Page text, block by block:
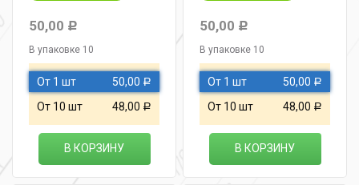
50,00 Р
В упаковке 10
От 1 шт 50,00 Р
От 10 шт 48,00 Р
В КОРЗИНУ
50,00 Р
В упаковке 10
От 1 шт 50,00 Р
От 10 шт 48,00 Р
В КОРЗИНУ